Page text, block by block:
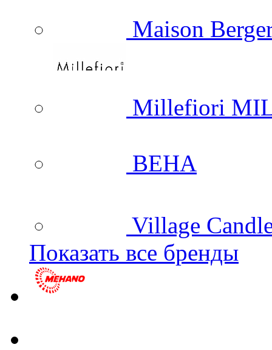
Maison
Millefiori
BEHA
Village
Показать все бренды